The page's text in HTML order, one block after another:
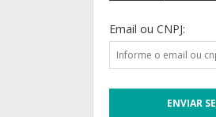
Email ou CNPJ: